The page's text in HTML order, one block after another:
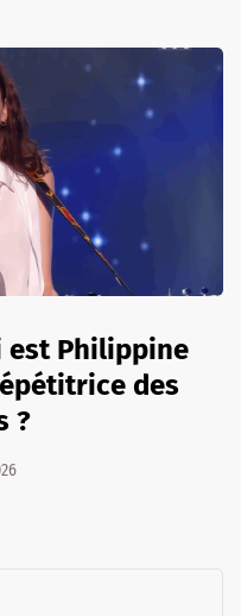
est Philippine
des
?